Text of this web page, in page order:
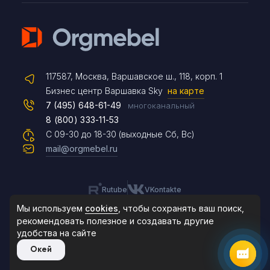
117587, Москва, Варшавское ш., 118, корп. 1
Бизнес центр Варшавка Sky на карте
С 09-30 до 18-30 (выходные Сб, Вс)
7 (495) 648-61-49 многоканальный
8 (800) 333-11-53
mail@orgmebel.ru
Rutube VKontakte
Продажа офисной мебели.
Все права защищены.
Telegram
Max
Чат на сайте
8 (495) 183-47-87
По будням с 09:30 до 18:30
Мы используем cookies , чтобы сохранять ваш поиск,
рекомендовать полезное и создавать другие
удобства на сайте
Окей